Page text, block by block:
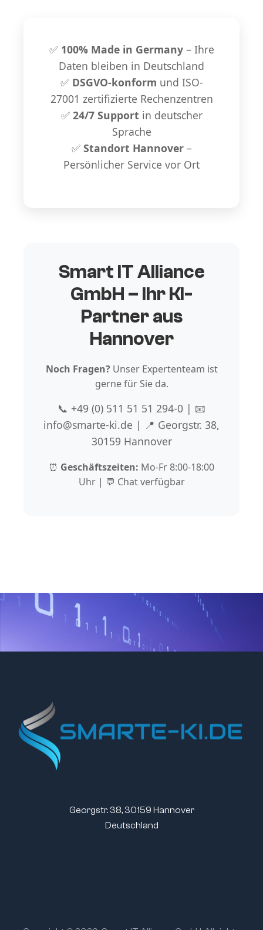
✅ 100% Made in Germany– Ihre
Daten bleiben in Deutschland
✅ DSGVO-konform und ISO-
27001 zertifizierte Rechenzentren
✅ 24/7 Support in deutscher
Sprache
✅ Standort Hannover–
Persönlicher Service vor Ort
Smart IT Alliance
GmbH – Ihr KI-
Partner aus
Hannover
Noch Fragen?Unser Expertenteam ist
gerne für Sie da.
📞 +49 (0) 511 51 51 294-0 | 📧
info@smarte-ki.de | 📍 Georgstr. 38,
30159 Hannover
⏰ Geschäftszeiten: Mo-Fr 8:00-18:00
Uhr | 💬 Chat verfügbar
Georgstr. 38, 30159 Hannover
Deutschland